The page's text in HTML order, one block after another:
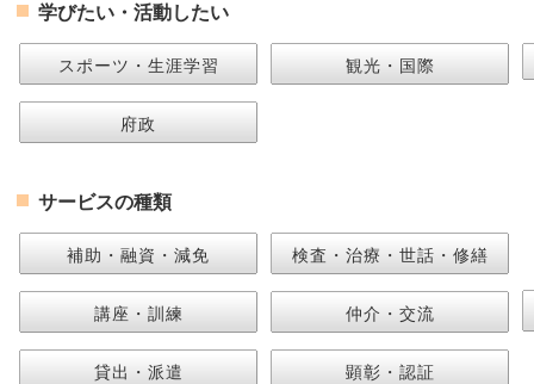
学びたい・活動したい
スポーツ・生涯学習 観光・国際
府政
サービスの種類
補助・融資・減免 検査・治療・世話・修繕
講座・訓練 仲介・交流
貸出・派遣 顕彰・認証